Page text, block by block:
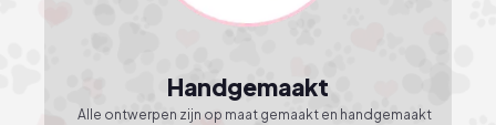
Handgemaakt
Alle ontwerpen zijn op maat gemaakt en handgemaakt